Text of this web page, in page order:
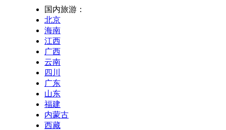
国内旅游：
北京
海南
江西
广西
云南
四川
广东
山东
福建
内蒙古
西藏